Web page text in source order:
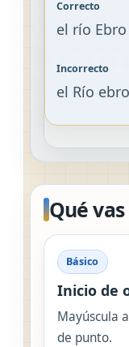
el río Ebro
el Río ebro
Qué
Básico
Inicio de
Mayúscula
de punto.